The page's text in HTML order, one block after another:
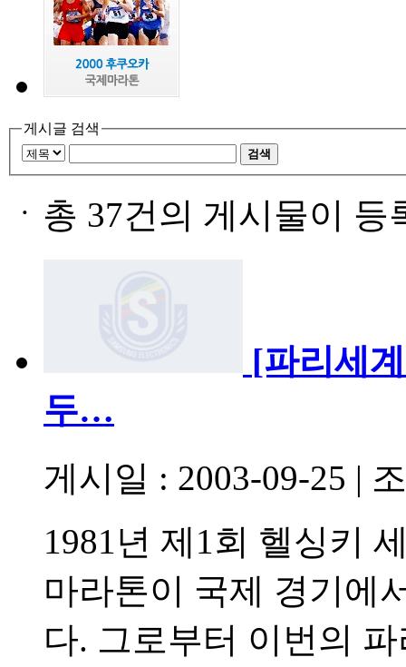
게시글 검색
검색
ㆍ 총 37건의 게시물이 등
[파리세
두…
게시일 : 2003-09-25 |
1981년 제1회 헬싱키
마라톤이 국제 경기에
다. 그로부터 이번의